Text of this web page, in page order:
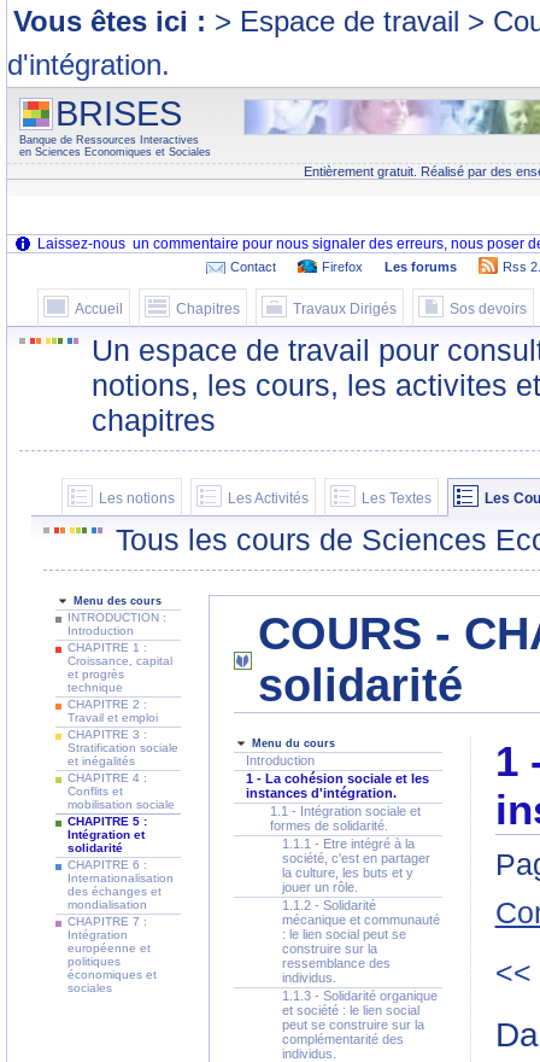
Vous êtes ici : > Espace de travail >
d'intégration.
BRISES
Banque de Ressources Interactives
en Sciences Economiques et Sociales
Entièrement gratuit. Réalisé par des
Contact Firefox Les forums Rss
Accueil Chapitres Travaux Dirigés Sos devoirs
Un espace de travail pour
notions, les cours, les activites
chapitres
Les notions Les Activités Les Textes Les
Tous les cours de Sciences
Menu des cours
INTRODUCTION :
Introduction
CHAPITRE 1 :
Croissance, capital
et progrès
technique
CHAPITRE 2 :
Travail et emploi
CHAPITRE 3 :
Stratification sociale
et inégalités
CHAPITRE 4 :
Conflits et
mobilisation sociale
CHAPITRE 5 :
Intégration et
solidarité
CHAPITRE 6 :
Internationalisation
des échanges et
mondialisation
CHAPITRE 7 :
Intégration
européenne et
politiques
économiques et
sociales
COURS -
solidarité
Menu du cours
Introduction
1 - La cohésion sociale et les
instances d'intégration.
1.1 - Intégration sociale et
formes de solidarité.
1.1.1 - Etre intégré à la
société, c'est en partager
la culture, les buts et y
jouer un rôle.
1.1.2 - Solidarité
mécanique et communauté
: le lien social peut se
construire sur la
ressemblance des
individus.
1.1.3 - Solidarité organique
et société : le lien social
peut se construire sur la
complémentarité des
individus.
1
<<